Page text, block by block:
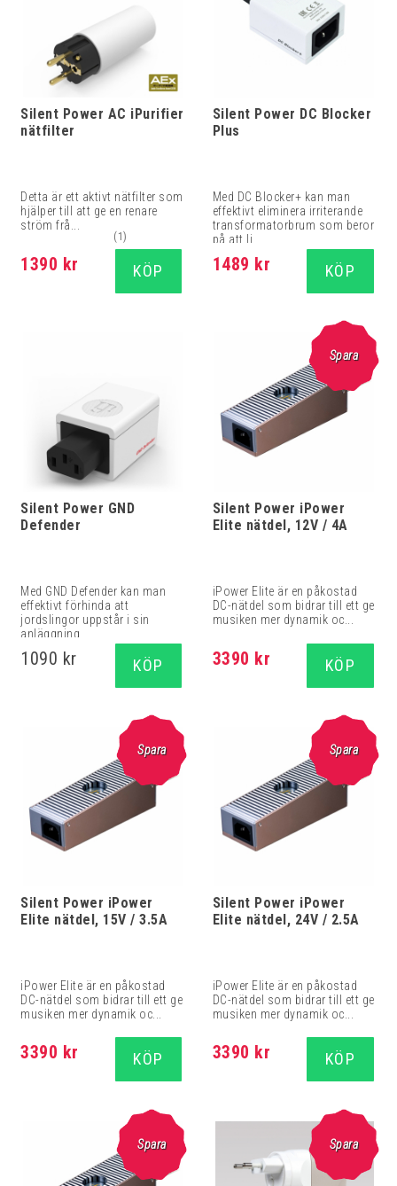
Silent Power AC iPurifier
nätfilter
Detta är ett aktivt nätfilter som
hjälper till att ge en renare
ström frå...
(1)
1390 kr KÖP
Silent Power DC Blocker
Plus
Med DC Blocker+ kan man
effektivt eliminera irriterande
transformatorbrum som beror
på att li...
1489 kr KÖP
Silent Power GND
Defender
Med GND Defender kan man
effektivt förhinda att
jordslingor uppstår i sin
anläggning.
1090 kr KÖP
Spara
Silent Power iPower
Elite nätdel, 12V / 4A
iPower Elite är en påkostad
DC-nätdel som bidrar till ett ge
musiken mer dynamik oc...
3390 kr KÖP
Spara
Silent Power iPower
Elite nätdel, 15V / 3.5A
iPower Elite är en påkostad
DC-nätdel som bidrar till ett ge
musiken mer dynamik oc...
3390 kr KÖP
Spara
Silent Power iPower
Elite nätdel, 24V / 2.5A
iPower Elite är en påkostad
DC-nätdel som bidrar till ett ge
musiken mer dynamik oc...
3390 kr KÖP
Spara Spara